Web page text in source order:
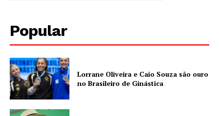
Popular
Lorrane Oliveira e Caio Souza são ouro
no Brasileiro de Ginástica